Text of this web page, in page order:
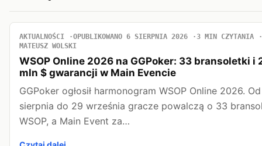
AKTUALNOŚCI OPUBLIKOWANO 6 SIERPNIA 2026
3 MIN CZYTANIA
MATEUSZ WOLSKI
WSOP Online 2026 na GGPoker: 33 bransoletki i
mln $ gwarancji w Main Evencie
GGPoker ogłosił harmonogram WSOP Online 2026.
sierpnia do 29 września gracze powalczą o 33
WSOP, a Main Event za…